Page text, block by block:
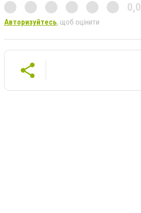
0,0
Авторизуйтесь, щоб оцінити